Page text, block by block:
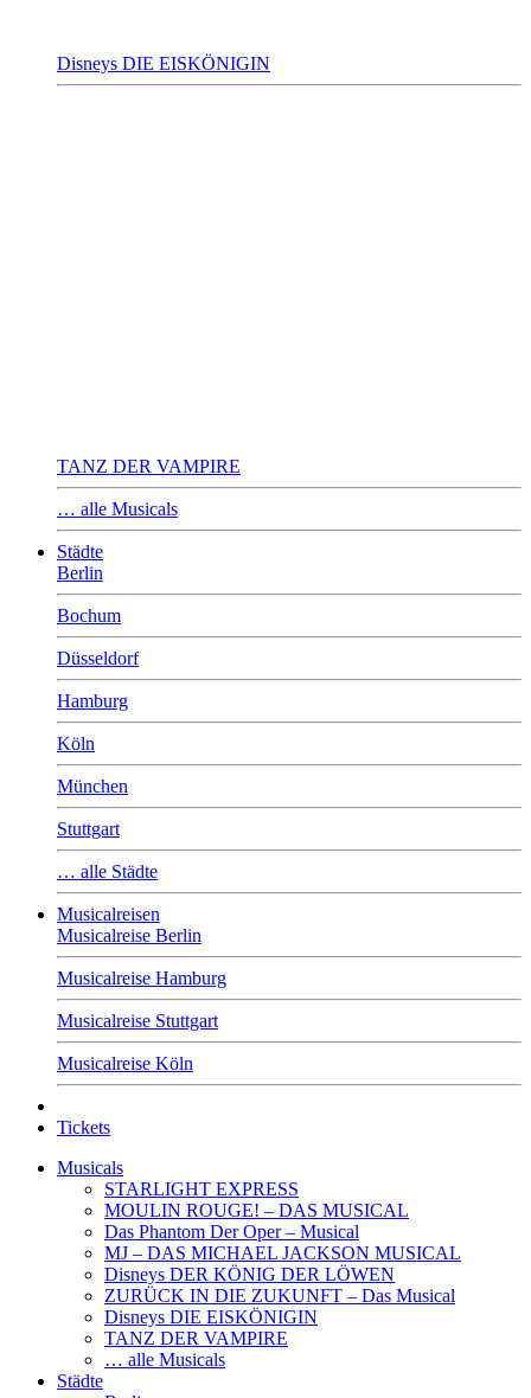
Disneys DIE EISKÖNIGIN
TANZ DER VAMPIRE
… alle Musicals
Städte
Berlin
Bochum
Düsseldorf
Hamburg
Köln
München
Stuttgart
… alle Städte
Musicalreisen
Musicalreise Berlin
Musicalreise Hamburg
Musicalreise Stuttgart
Musicalreise Köln
Tickets
Musicals
STARLIGHT EXPRESS
MOULIN ROUGE! – DAS MUSICAL
Das Phantom Der Oper – Musical
MJ – DAS MICHAEL JACKSON MUSICAL
Disneys DER KÖNIG DER LÖWEN
ZURÜCK IN DIE ZUKUNFT – Das Musical
Disneys DIE EISKÖNIGIN
TANZ DER VAMPIRE
… alle Musicals
Städte